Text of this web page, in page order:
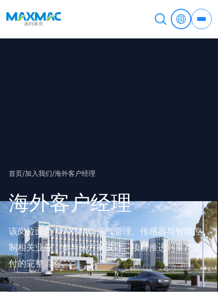
首页/加入我们/海外客户经理
海外客户经理
该岗位面向 MAXMAC 空气管理、传感器与智能控
制相关业务，参与从方案设计、项目推进到量产交
付的完整流程。